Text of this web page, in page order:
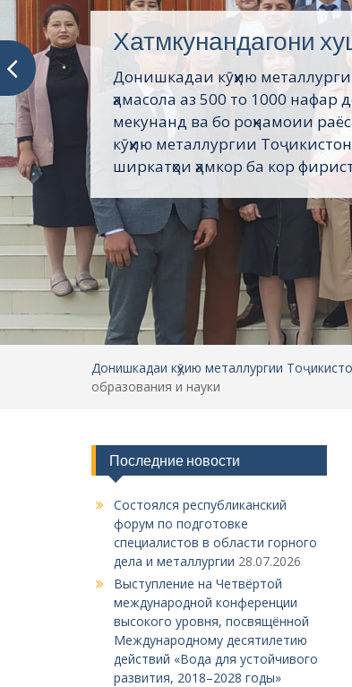
Хатмкунандагони
Донишкадаи кӯҳию
ҳамасола аз 500 то 1000 нафар
мекунанд ва бо роҳнамоии
кӯҳию металлургии Тоҷикистон
ширкатҳои ҳамкор ба кор
Донишкадаи кӯҳию металлургии
образования и науки
Последние новости
Состоялся республиканский
форум по подготовке
специалистов в области горного
дела и металлургии 28.07.2026
Выступление на Четвёртой
международной конференции
высокого уровня, посвящённой
Международному десятилетию
действий «Вода для устойчивого
развития, 2018–2028 годы»